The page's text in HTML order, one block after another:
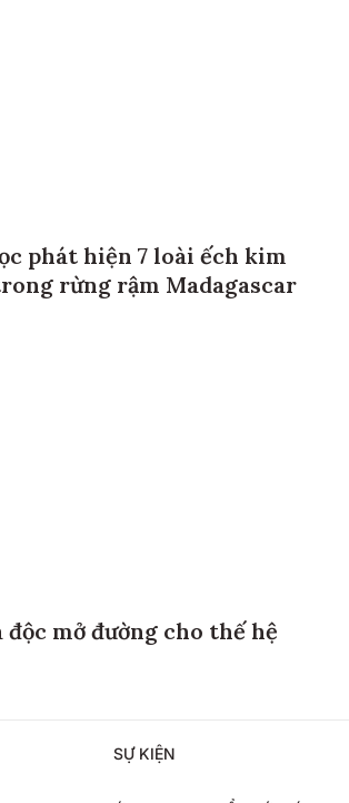
phát hiện 7 loài ếch kim
rừng rậm Madagascar
mở đường cho thế hệ
SỰ KIỆN